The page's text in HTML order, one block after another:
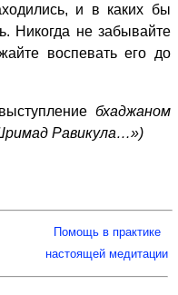
и в каких бы
Никогда не забывайте
воспевать его до
бхаджаном
Равикула…»)
Помощь в практике
настоящей медитации